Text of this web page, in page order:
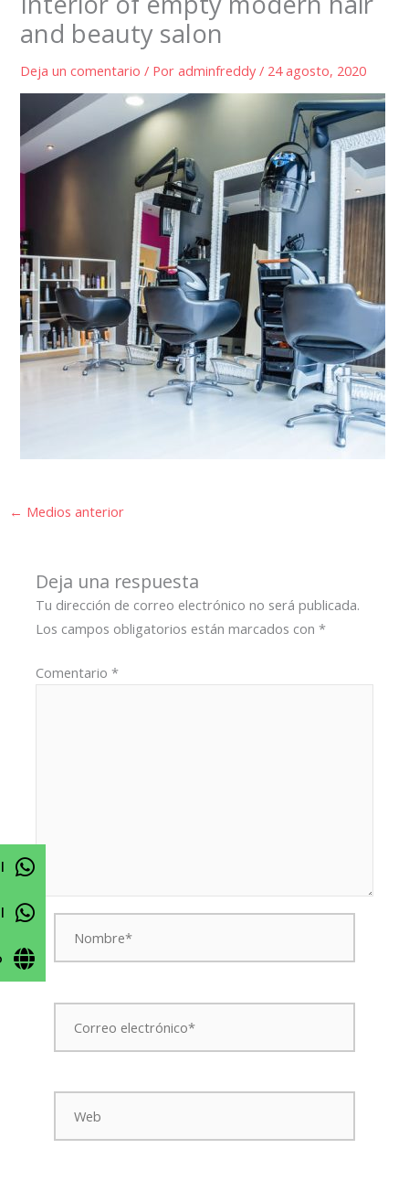
and beauty salon
Deja un comentario / Poradminfreddy/ 24 agosto, 2020
← Medios anterior
Deja una respuesta
Tu dirección de correo electrónico no será publicada.
Los campos obligatorios están marcados con*
Comentario*
Nombre*
Correo
electrónico*
Web